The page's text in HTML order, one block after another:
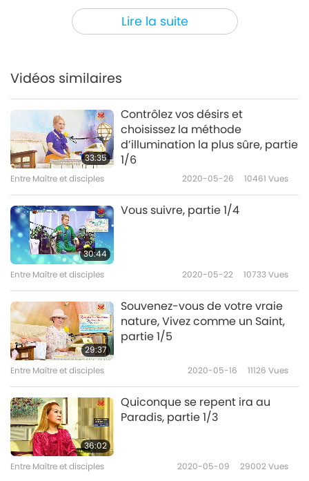
L’amour est la lumière d’un
vrai cœur humain, partie 8/9
Entre Maître et disciples
9
30:09
L’amour est la lumière d’un
vrai cœur humain, partie 9/9
Entre Maître et disciples 2023-06-14 4874 Vues
Lire la suite
mais parce que les Maîtres le disent. Mais
savez-vous pourquoi ? (L’attachement.) Non.
Vidéos similaires
33:35
Contrôlez vos désirs et
choisissez la méthode
d’illumination la plus sûre, partie
1/6
Entre Maître et disciples 2020-05-26 10461 Vues
30:44
Vous suivre, partie 1/4
Entre Maître et disciples 2020-05-22 10733Vues
29:37
Souvenez-vous de votre vraie
nature, Vivez comme un Saint,
partie 1/5
Entre Maître et disciples 2020-05-16 11126 Vues
36:02
Quiconque se repent ira au
Paradis, partie 1/3
Entre Maître et disciples 2020-05-09 29002Vues